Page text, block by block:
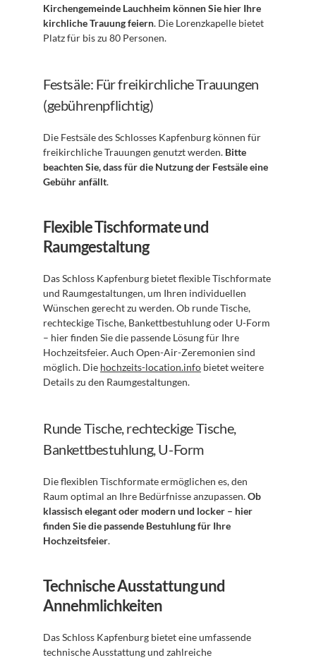
Kirchengemeinde Lauchheim können Sie hier Ihre
kirchliche Trauung feiern. Die Lorenzkapelle bietet
Platz für bis zu 80 Personen.
Festsäle: Für freikirchliche Trauungen
(gebührenpflichtig)
Die Festsäle des Schlosses Kapfenburg können für
freikirchliche Trauungen genutzt werden. Bitte
beachten Sie, dass für die Nutzung der Festsäle eine
Gebühr anfällt.
Flexible Tischformate und
Raumgestaltung
Das Schloss Kapfenburg bietet flexible Tischformate
und Raumgestaltungen, um Ihren individuellen
Wünschen gerecht zu werden. Ob runde Tische,
rechteckige Tische, Bankettbestuhlung oder U-Form
– hier finden Sie die passende Lösung für Ihre
Hochzeitsfeier. Auch Open-Air-Zeremonien sind
möglich. Die hochzeits-location.info bietet weitere
Details zu den Raumgestaltungen.
Runde Tische, rechteckige Tische,
Bankettbestuhlung, U-Form
Die flexiblen Tischformate ermöglichen es, den
Raum optimal an Ihre Bedürfnisse anzupassen. Ob
klassisch elegant oder modern und locker – hier
finden Sie die passende Bestuhlung für Ihre
Hochzeitsfeier.
Technische Ausstattung und
Annehmlichkeiten
Das Schloss Kapfenburg bietet eine umfassende
technische Ausstattung und zahlreiche